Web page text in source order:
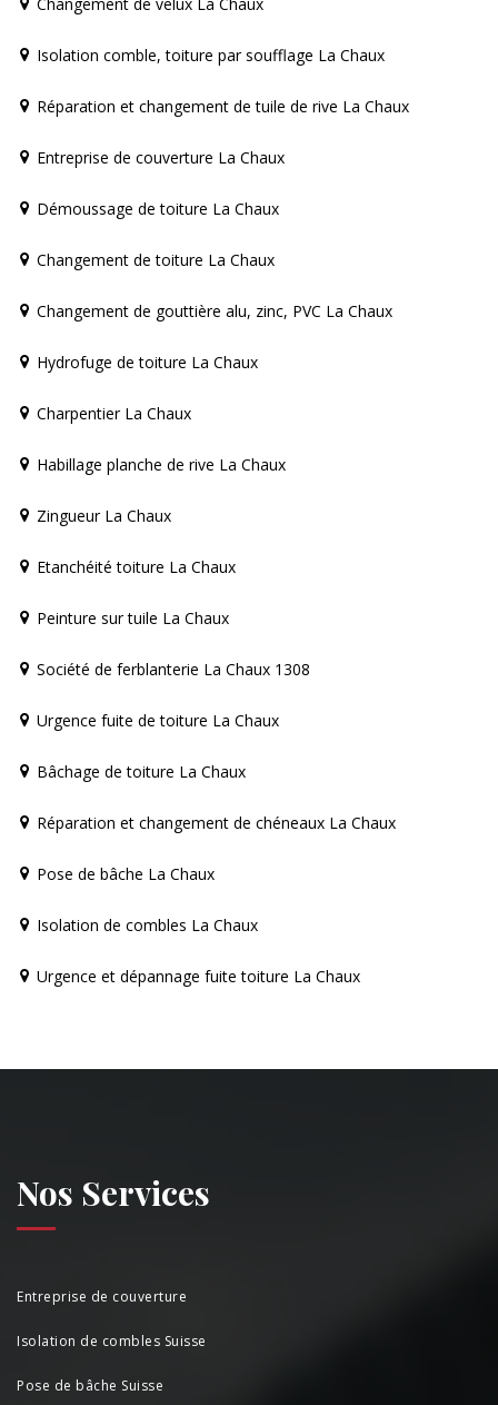
Isolation comble, toiture par soufflage La Chaux
Réparation et changement de tuile de rive La Chaux
Entreprise de couverture La Chaux
Démoussage de toiture La Chaux
Changement de toiture La Chaux
Changement de gouttière alu, zinc, PVC La Chaux
Hydrofuge de toiture La Chaux
Charpentier La Chaux
Habillage planche de rive La Chaux
Zingueur La Chaux
Etanchéité toiture La Chaux
Peinture sur tuile La Chaux
Société de ferblanterie La Chaux 1308
Urgence fuite de toiture La Chaux
Bâchage de toiture La Chaux
Réparation et changement de chéneaux La Chaux
Pose de bâche La Chaux
Isolation de combles La Chaux
Urgence et dépannage fuite toiture La Chaux
Nos Services
Entreprise de couverture
Isolation de combles Suisse
Pose de bâche Suisse